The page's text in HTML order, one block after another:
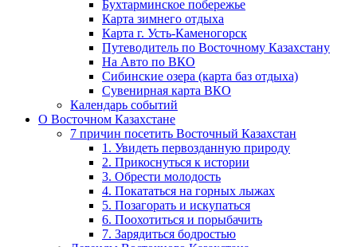
Бухтарминское побережье
Карта зимнего отдыха
Карта г. Усть-Каменогорск
Путеводитель по Восточному Казахстану
На Авто по ВКО
Сибинские озера (карта баз отдыха)
Сувенирная карта ВКО
Календарь событий
О Восточном Казахстане
7 причин посетить Восточный Казахстан
1. Увидеть первозданную природу
2. Прикоснуться к истории
3. Обрести молодость
4. Покататься на горных лыжах
5. Позагорать и искупаться
6. Поохотиться и порыбачить
7. Зарядиться бодростью